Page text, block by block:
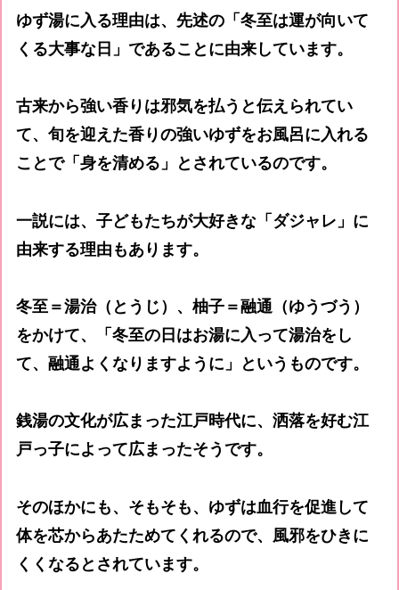
ゆず湯に入る理由は、先述の「冬至は運が向いて
くる大事な日」であることに由来しています。
古来から強い香りは邪気を払うと伝えられてい
て、旬を迎えた香りの強いゆずをお風呂に入れる
ことで「身を清める」とされているのです。
一説には、子どもたちが大好きな「ダジャレ」に
由来する理由もあります。
冬至＝湯治（とうじ）、柚子＝融通（ゆうづう）
をかけて、「冬至の日はお湯に入って湯治をし
て、融通よくなりますように」というものです。
銭湯の文化が広まった江戸時代に、洒落を好む江
戸っ子によって広まったそうです。
そのほかにも、そもそも、ゆずは血行を促進して
体を芯からあたためてくれるので、風邪をひきに
くくなるとされています。